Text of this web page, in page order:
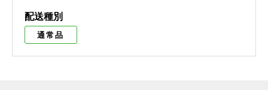
配送種別
通常品